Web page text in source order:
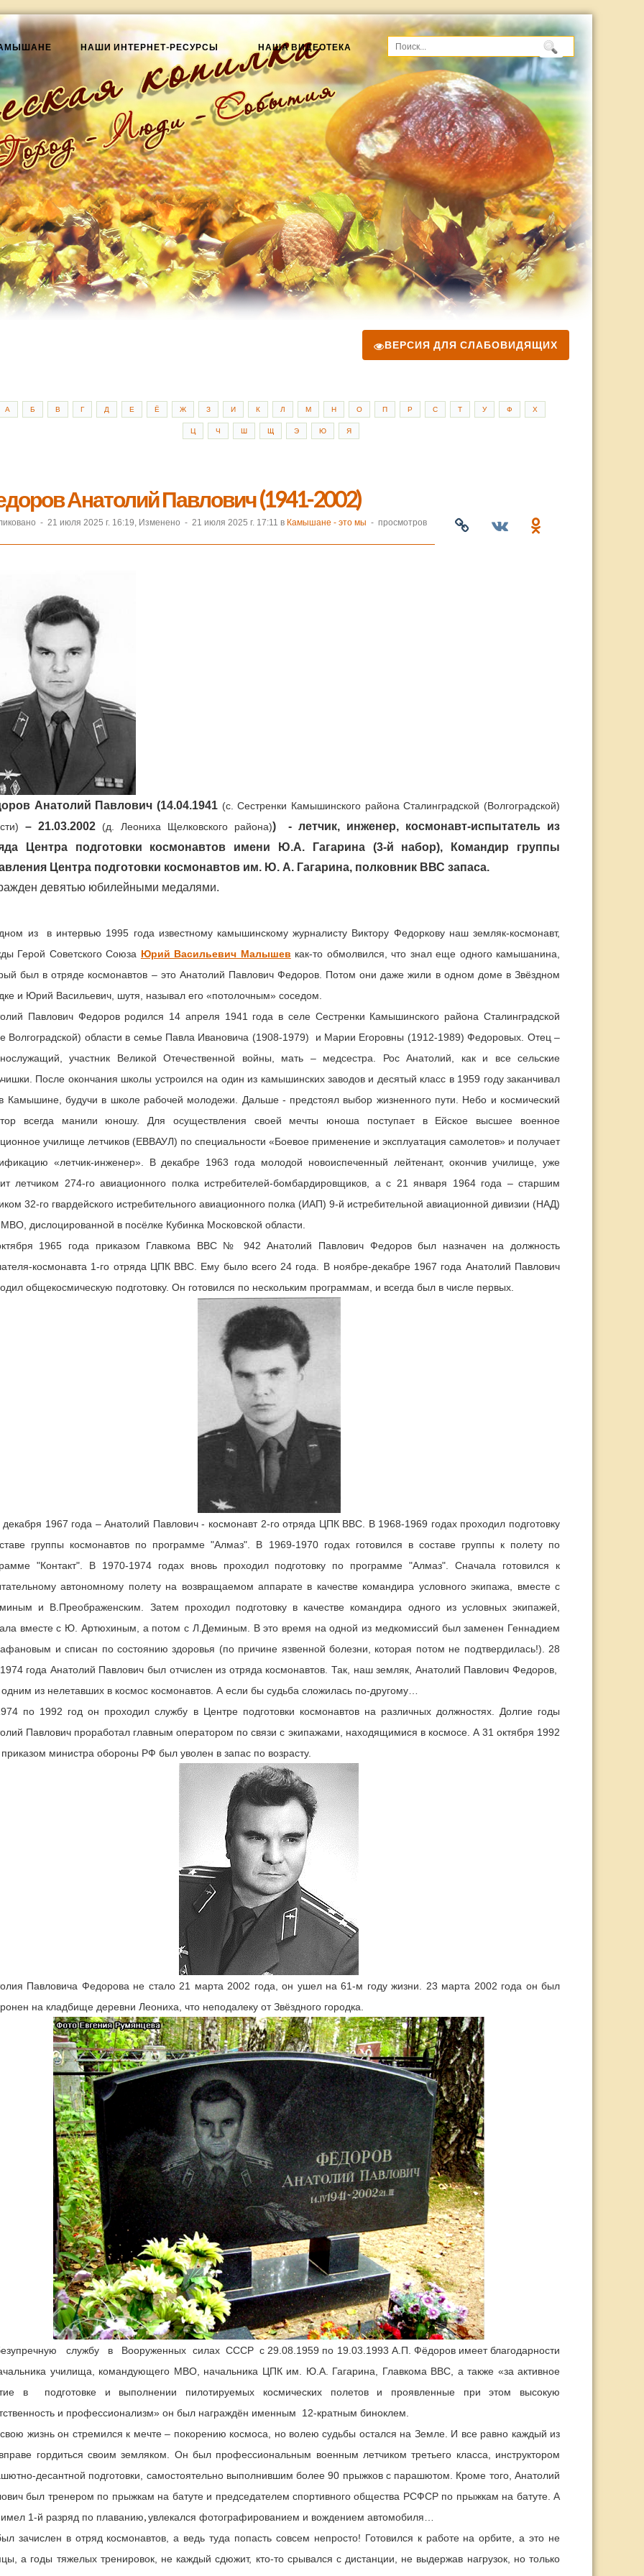
НАШИ ИНТЕРНЕТ-РЕСУРСЫ НАША ВИДЕОТЕКА
ВЕРСИЯ ДЛЯ СЛАБОВИДЯЩИХ
А Б В Г Д Е Ё Ж З И К Л М Н О П Р С Т У Ф Х
Ц Ч Ш Щ Э Ю Я
Анатолий Павлович (1941-2002)
- 21 июля 2025 г. 16:19, Изменено - 21 июля 2025 г. 17:11 в Камышане - это мы - просмотров
Анатолий Павлович (14.04.1941 (с. Сестренки Камышинского района Сталинградской (Волгоградской)
– 21.03.2002 (д. Леониха Щелковского района)) - летчик, инженер, космонавт-испытатель из
Центра подготовки космонавтов имени Ю.А. Гагарина (3-й набор), Командир группы
Центра подготовки космонавтов им. Ю. А. Гагарина, полковник ВВС запаса.
девятью юбилейными медалями.
из в интервью 1995 года известному камышинскому журналисту Виктору Федоркову наш земляк-космонавт,
Герой Советского Союза Юрий Васильевич Малышев как-то обмолвился, что знал еще одного камышанина,
был в отряде космонавтов – это Анатолий Павлович Федоров. Потом они даже жили в одном доме в Звёздном
и Юрий Васильевич, шутя, называл его «потолочным» соседом.
Павлович Федоров родился 14 апреля 1941 года в селе Сестренки Камышинского района Сталинградской
Волгоградской) области в семье Павла Ивановича (1908-1979) и Марии Егоровны (1912-1989) Федоровых. Отец –
участник Великой Отечественной войны, мать – медсестра. Рос Анатолий, как и все сельские
После окончания школы устроился на один из камышинских заводов и десятый класс в 1959 году заканчивал
Камышине, будучи в школе рабочей молодежи. Дальше - предстоял выбор жизненного пути. Небо и космический
всегда манили юношу. Для осуществления своей мечты юноша поступает в Ейское высшее военное
училище летчиков (ЕВВАУЛ) по специальности «Боевое применение и эксплуатация самолетов» и получает
«летчик-инженер». В декабре 1963 года молодой новоиспеченный лейтенант, окончив училище, уже
летчиком 274-го авиационного полка истребителей-бомбардировщиков, а с 21 января 1964 года – старшим
32-го гвардейского истребительного авиационного полка (ИАП) 9-й истребительной авиационной дивизии (НАД)
дислоцированной в посёлке Кубинка Московской области.
1965 года приказом Главкома ВВС № 942 Анатолий Павлович Федоров был назначен на должность
космонавта 1-го отряда ЦПК ВВС. Ему было всего 24 года. В ноябре-декабре 1967 года Анатолий Павлович
общекосмическую подготовку. Он готовился по нескольким программам, и всегда был в числе первых.
1967 года – Анатолий Павлович - космонавт 2-го отряда ЦПК ВВС. В 1968-1969 годах проходил подготовку
группы космонавтов по программе "Алмаз". В 1969-1970 годах готовился в составе группы к полету по
"Контакт". В 1970-1974 годах вновь проходил подготовку по программе "Алмаз". Сначала готовился к
автономному полету на возвращаемом аппарате в качестве командира условного экипажа, вместе с
и В.Преображенским. Затем проходил подготовку в качестве командира одного из условных экипажей,
вместе с Ю. Артюхиным, а потом с Л.Деминым. В это время на одной из медкомиссий был заменен Геннадием
и списан по состоянию здоровья (по причине язвенной болезни, которая потом не подтвердилась!). 28
года Анатолий Павлович был отчислен из отряда космонавтов. Так, наш земляк, Анатолий Павлович Федоров,
одним из нелетавших в космос космонавтов. А если бы судьба сложилась по-другому…
по 1992 год он проходил службу в Центре подготовки космонавтов на различных должностях. Долгие годы
Павлович проработал главным оператором по связи с экипажами, находящимися в космосе. А 31 октября 1992
приказом министра обороны РФ был уволен в запас по возрасту.
Павловича Федорова не стало 21 марта 2002 года, он ушел на 61-м году жизни. 23 марта 2002 года он был
на кладбище деревни Леониха, что неподалеку от Звёздного городка.
службу в Вооруженных силах СССР с 29.08.1959 по 19.03.1993 А.П. Фёдоров имеет благодарности
училища, командующего МВО, начальника ЦПК им. Ю.А. Гагарина, Главкома ВВС, а также «за активное
в подготовке и выполнении пилотируемых космических полетов и проявленные при этом высокую
и профессионализм» он был награждён именным 12-кратным биноклем.
жизнь он стремился к мечте – покорению космоса, но волею судьбы остался на Земле. И все равно каждый из
гордиться своим земляком. Он был профессиональным военным летчиком третьего класса, инструктором
десантной подготовки, самостоятельно выполнившим более 90 прыжков с парашютом. Кроме того, Анатолий
был тренером по прыжкам на батуте и председателем спортивного общества РСФСР по прыжкам на батуте. А
1-й разряд по плаванию,увлекался фотографированием и вождением автомобиля…
зачислен в отряд космонавтов, а ведь туда попасть совсем непросто! Готовился к работе на орбите, а это не
а годы тяжелых тренировок, не каждый сдюжит, кто-то срывался с дистанции, не выдержав нагрузок, но только